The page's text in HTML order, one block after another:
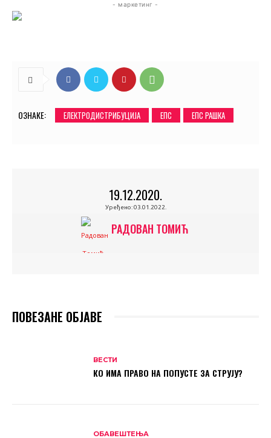
- маркетинг -
ОЗНАКЕ: ЕЛЕКТРОДИСТРИБУЦИЈА ЕПС ЕПС РАШКА
19.12.2020.
Уређено: 03.01.2022.
РАДОВАН ТОМИЋ
ПОВЕЗАНЕ ОБЈАВЕ
ВЕСТИ
КО ИМА ПРАВО НА ПОПУСТЕ ЗА СТРУЈУ?
ОБАВЕШТЕЊА